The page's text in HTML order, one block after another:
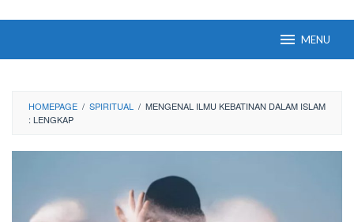
MENU
HOMEPAGE / SPIRITUAL / MENGENAL ILMU KEBATINAN DALAM ISLAM
: LENGKAP